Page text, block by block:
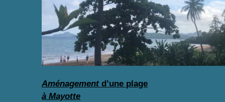
Aménagement d’une plage
à Mayotte